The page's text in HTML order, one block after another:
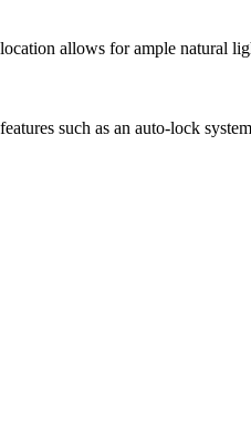
allows for ample natural
such as an auto-lock